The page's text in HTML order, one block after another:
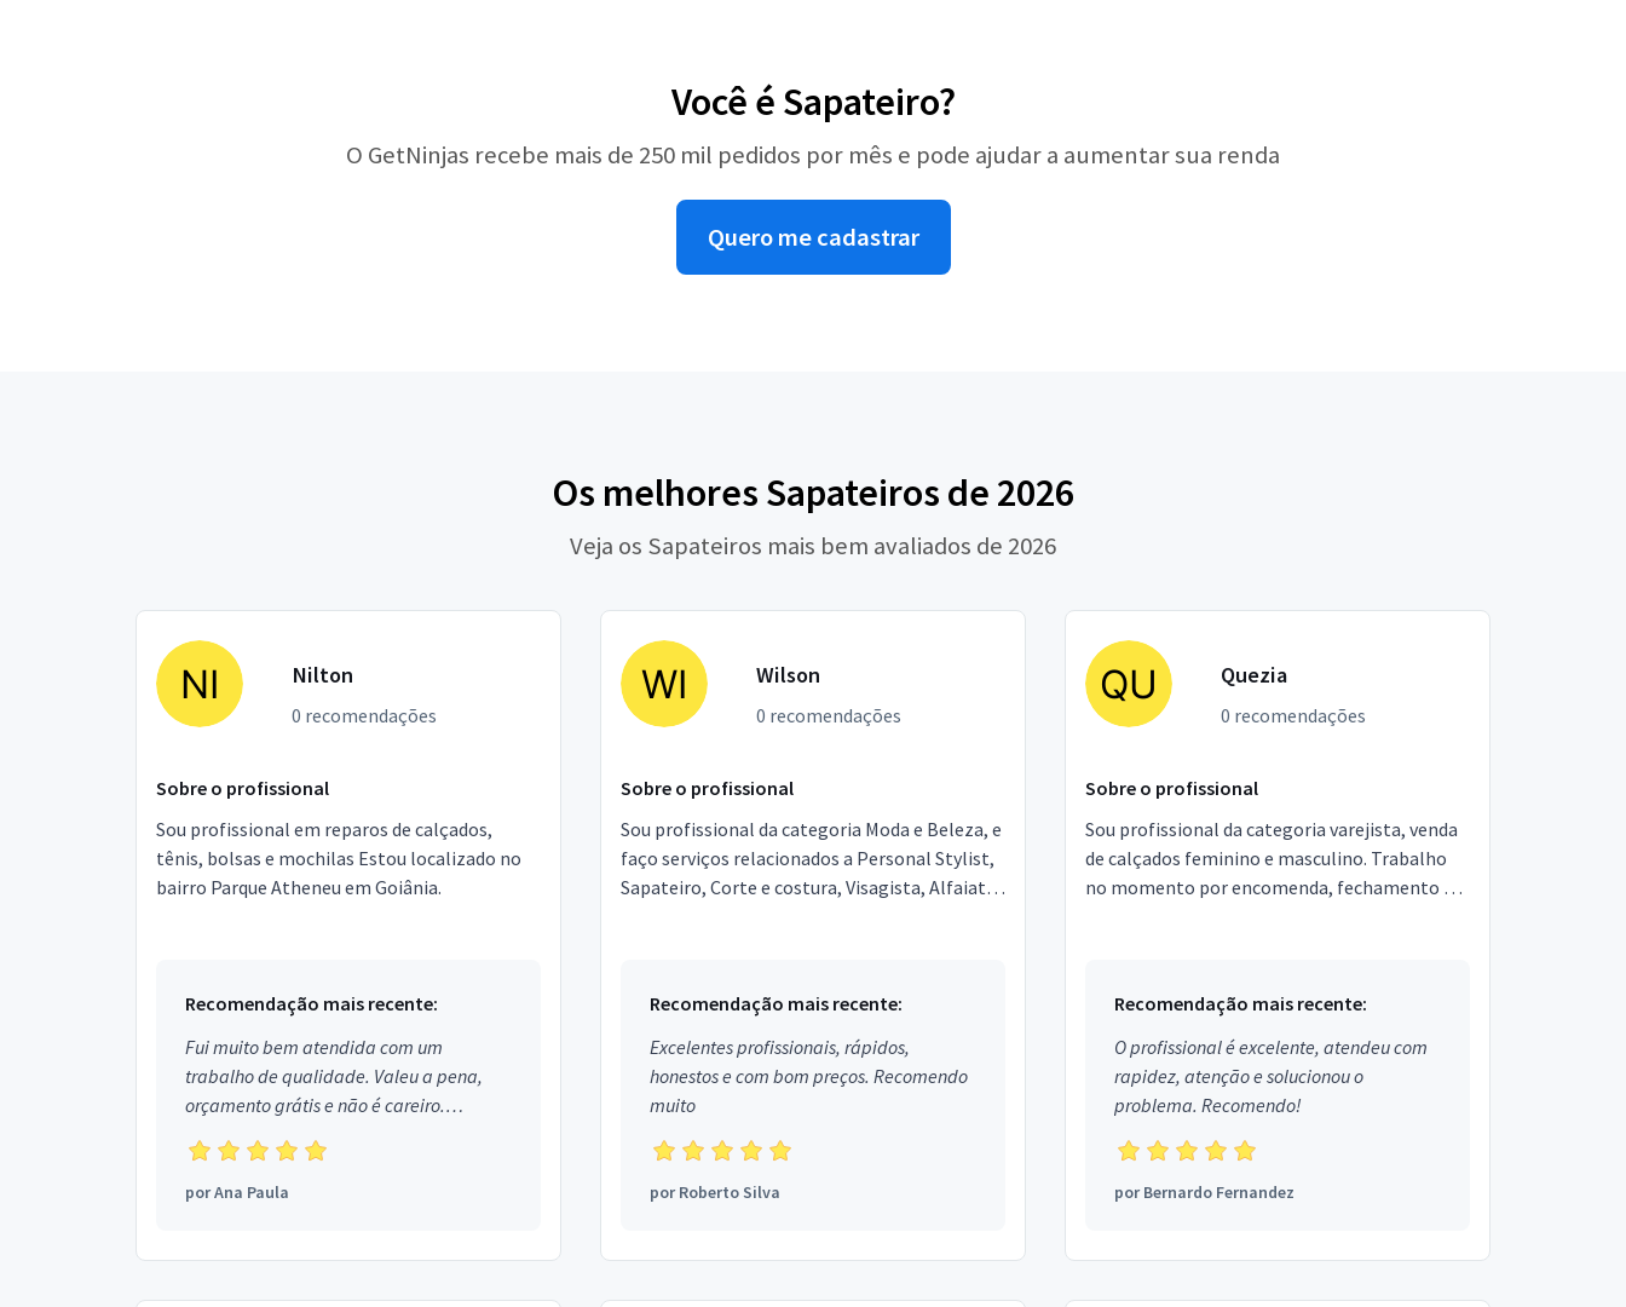
Você é Sapateiro?
O GetNinjas recebe mais de 250 mil pedidos por mês e pode ajudar a aumentar sua renda
Quero me cadastrar
Os melhores Sapateiros de 2026
Veja os Sapateiros mais bem avaliados de 2026
Nilton
0 recomendações
Sobre o profissional
Sou profissional em reparos de calçados,
tênis, bolsas e mochilas Estou localizado no
bairro Parque Atheneu em Goiânia.
Recomendação mais recente:
Fui muito bem atendida com um
trabalho de qualidade. Valeu a pena,
orçamento grátis e não é careiro.
Obrigada!
porAna Paula
Wilson
0 recomendações
Sobre o profissional
Sou profissional da categoria Moda e Beleza, e
faço serviços relacionados a Personal Stylist,
Sapateiro, Corte e costura, Visagista, Alfaiate.
Recomendação mais recente:
Excelentes profissionais, rápidos,
honestos e com bom preços. Recomendo
muito
porRoberto Silva
Quezia
0 recomendações
Sobre o profissional
Sou profissional da categoria varejista, venda
de calçados feminino e masculino. Trabalho
no momento por encomenda, fechamento de
Recomendação mais recente:
O profissional é excelente, atendeu com
rapidez, atenção e solucionou o
problema. Recomendo!
porBernardo Fernandez